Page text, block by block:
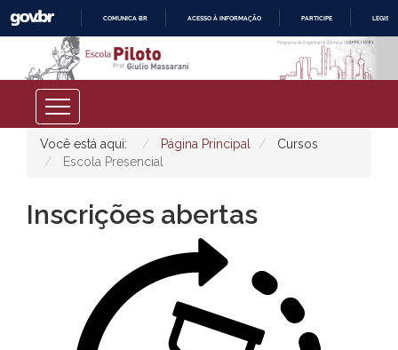
CONTEÚDO
COMUNICA BR ACESSO À INFORMAÇÃO PARTICIPE
Você está aqui: Página Principal
Cursos
Escola Presencial
Inscrições abertas